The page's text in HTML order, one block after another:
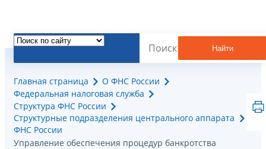
Найти
Главная страница
О ФНС России
Федеральная налоговая служба
Структура ФНС России
Структурные подразделения центрального аппарата
ФНС России
Управление обеспечения процедур банкротства